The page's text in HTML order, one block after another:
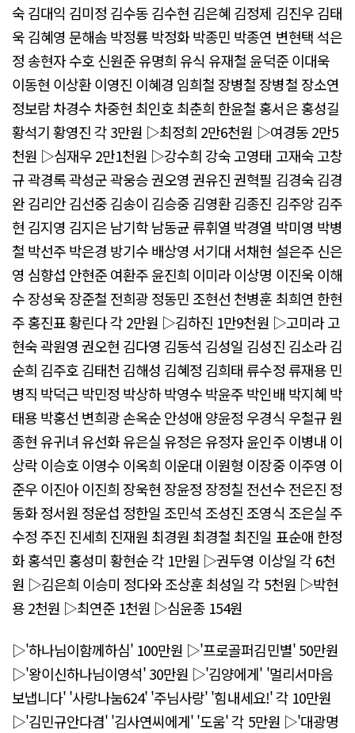
숙 김대익 김미정 김수동 김수현 김은혜 김정제 김진우 김태
욱 김혜영 문해솜 박정룡 박정화 박종민 박종연 변현택 석은
정 송현자 수호 신원준 유명희 유식 유재철 윤덕준 이대욱
이동현 이상환 이영진 이혜경 임희철 장병철 장병철 장소연
정보람 차경수 차중현 최인호 최춘희 한윤철 홍서은 홍성길
황석기 황영진 각 3만원 ▷최정희 2만6천원 ▷여경동 2만5
천원 ▷심재우 2만1천원 ▷강수희 강숙 고영태 고재숙 고창
규 곽경록 곽성군 곽웅승 권오영 권유진 권혁필 김경숙 김경
완 김리안 김선중 김송이 김승중 김영환 김종진 김주앙 김주
현 김지영 김지은 남기학 남동균 류휘열 박경열 박미영 박병
철 박선주 박은경 방기수 배상영 서기대 서채현 설은주 신은
영 심향섭 안현준 여환주 윤진희 이미라 이상명 이진욱 이해
수 장성욱 장준철 전희광 정동민 조현선 천병훈 최희연 한현
주 홍진표 황린다 각 2만원 ▷김하진 1만9천원 ▷고미라 고
현숙 곽원영 권오현 김다영 김동석 김성일 김성진 김소라 김
순희 김주호 김태천 김해성 김혜정 김희태 류수정 류재용 민
병직 박덕근 박민정 박상하 박영수 박윤주 박인배 박지혜 박
태용 박홍선 변희광 손옥순 안성애 양윤정 우경식 우철규 원
종현 유귀녀 유선화 유은실 유정은 유정자 윤인주 이병내 이
상락 이승호 이영수 이옥희 이운대 이원형 이장중 이주영 이
준우 이진아 이진희 장욱현 장윤정 장정칠 전선수 전은진 정
동화 정서원 정운섭 정한일 조민석 조성진 조영식 조은실 주
수정 주진 진세희 진재원 최경원 최경철 최진일 표순애 한정
화 홍석민 홍성미 황현순 각 1만원 ▷권두영 이상일 각 6천
원 ▷김은희 이승미 정다와 조상훈 최성일 각 5천원 ▷박현
용 2천원 ▷최연준 1천원 ▷심윤종 154원
▷'하나님이함께하심' 100만원 ▷'프로골퍼김민별' 50만원
▷'왕이신하나님이영석' 30만원 ▷'김양에게' '멀리서마음
보냅니다' '사랑나눔624' '주님사랑' '힘내세요!' 각 10만원
▷'김민규안다겸' '김사연씨에게' '도움' 각 5만원 ▷'대광명